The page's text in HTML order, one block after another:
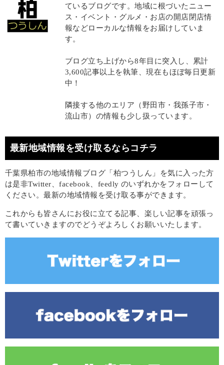
ているブログです。地域に根づいたニュー
ス・イベント・グルメ・お店の開店閉店情
報などローカルな情報をお届けしていま
す。
ブログ立ち上げから8年目に突入し、累計
3,600記事以上を執筆、現在もほぼ毎日更新
中！
隣接する他のエリア（野田市・我孫子市・
流山市）の情報も少し扱っています。
最新地域情報を受け取るならコチラ
千葉県柏市の地域情報ブログ「柏つうしん」を気に入った方
は是非Twitter、facebook、feedly のいずれかをフォローして
ください。最新の地域情報を受け取る事ができます。
これからも皆さんにお役に立てる記事、楽しい記事を頑張っ
て書いていきますのでどうぞよろしくお願いいたします。